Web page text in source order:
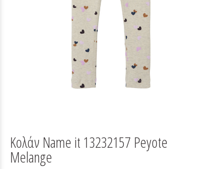
Κολάν Name it 13232157 Peyote
Melange